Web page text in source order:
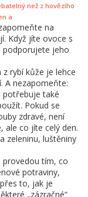
než z hovězího
a
na
Když jíte ovoce s
podporujete jeho
rybí kůže je lehce
A nezapomeňte:
potřebuje také
Pokud se
zdravé, není
ale co jíte celý den.
zeleninu, luštěniny
provedou tím, co
potraviny,
to, jak je
„zázračné“